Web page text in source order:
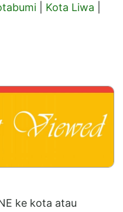
Kota Liwa
ke kota atau